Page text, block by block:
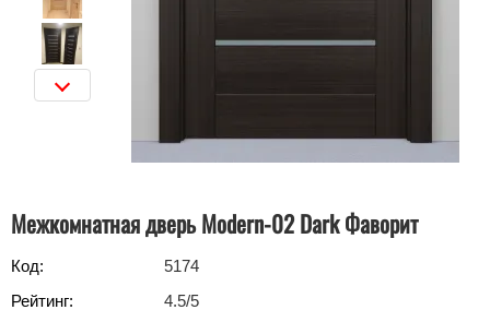
Межкомнатная дверь Modern-02 Dark Фаворит
Код:
5174
Рейтинг:
4.5/5